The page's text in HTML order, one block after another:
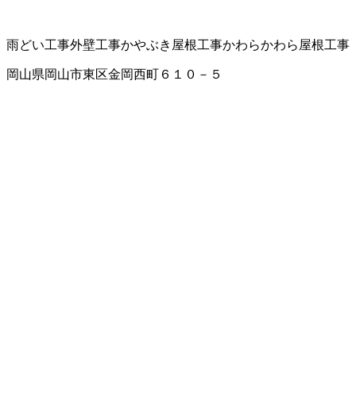
雨どい工事外壁工事かやぶき屋根工事かわらかわら屋根工事
岡山県岡山市東区金岡西町６１０－５